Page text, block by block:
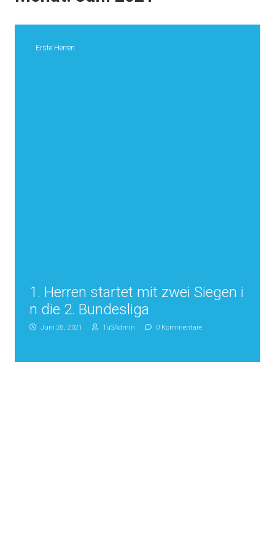
Erste Herren
1. Herren startet mit zwei Siegen i
n die 2. Bundesliga
Juni 28, 2021 TuSAdmin 0 Kommentare